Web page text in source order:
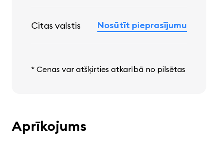
Citas valstis Nosūtīt pieprasījumu
* Cenas var atšķirties atkarībā no pilsētas
Aprīkojums